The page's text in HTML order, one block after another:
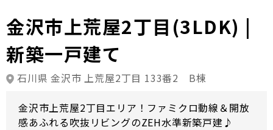
金沢市上荒屋2丁目(3LDK) |
新築一戸建て
石川県 金沢市 上荒屋2丁目 133番2 B棟
金沢市上荒屋2丁目エリア！ファミクロ動線＆開放
感あふれる吹抜リビングのZEH水準新築戸建♪